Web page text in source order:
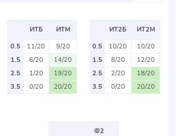
ИТБ
ИТМ
0.5
11/20
9/20
1.5
6/20
14/20
2.5
1/20
19/20
3.5
0/20 20/20
ИТ2Б
ИТ2М
0.5
10/20
10/20
1.5
8/20
12/20
2.5
2/20
18/20
3.5
0/20 20/20
Ф2